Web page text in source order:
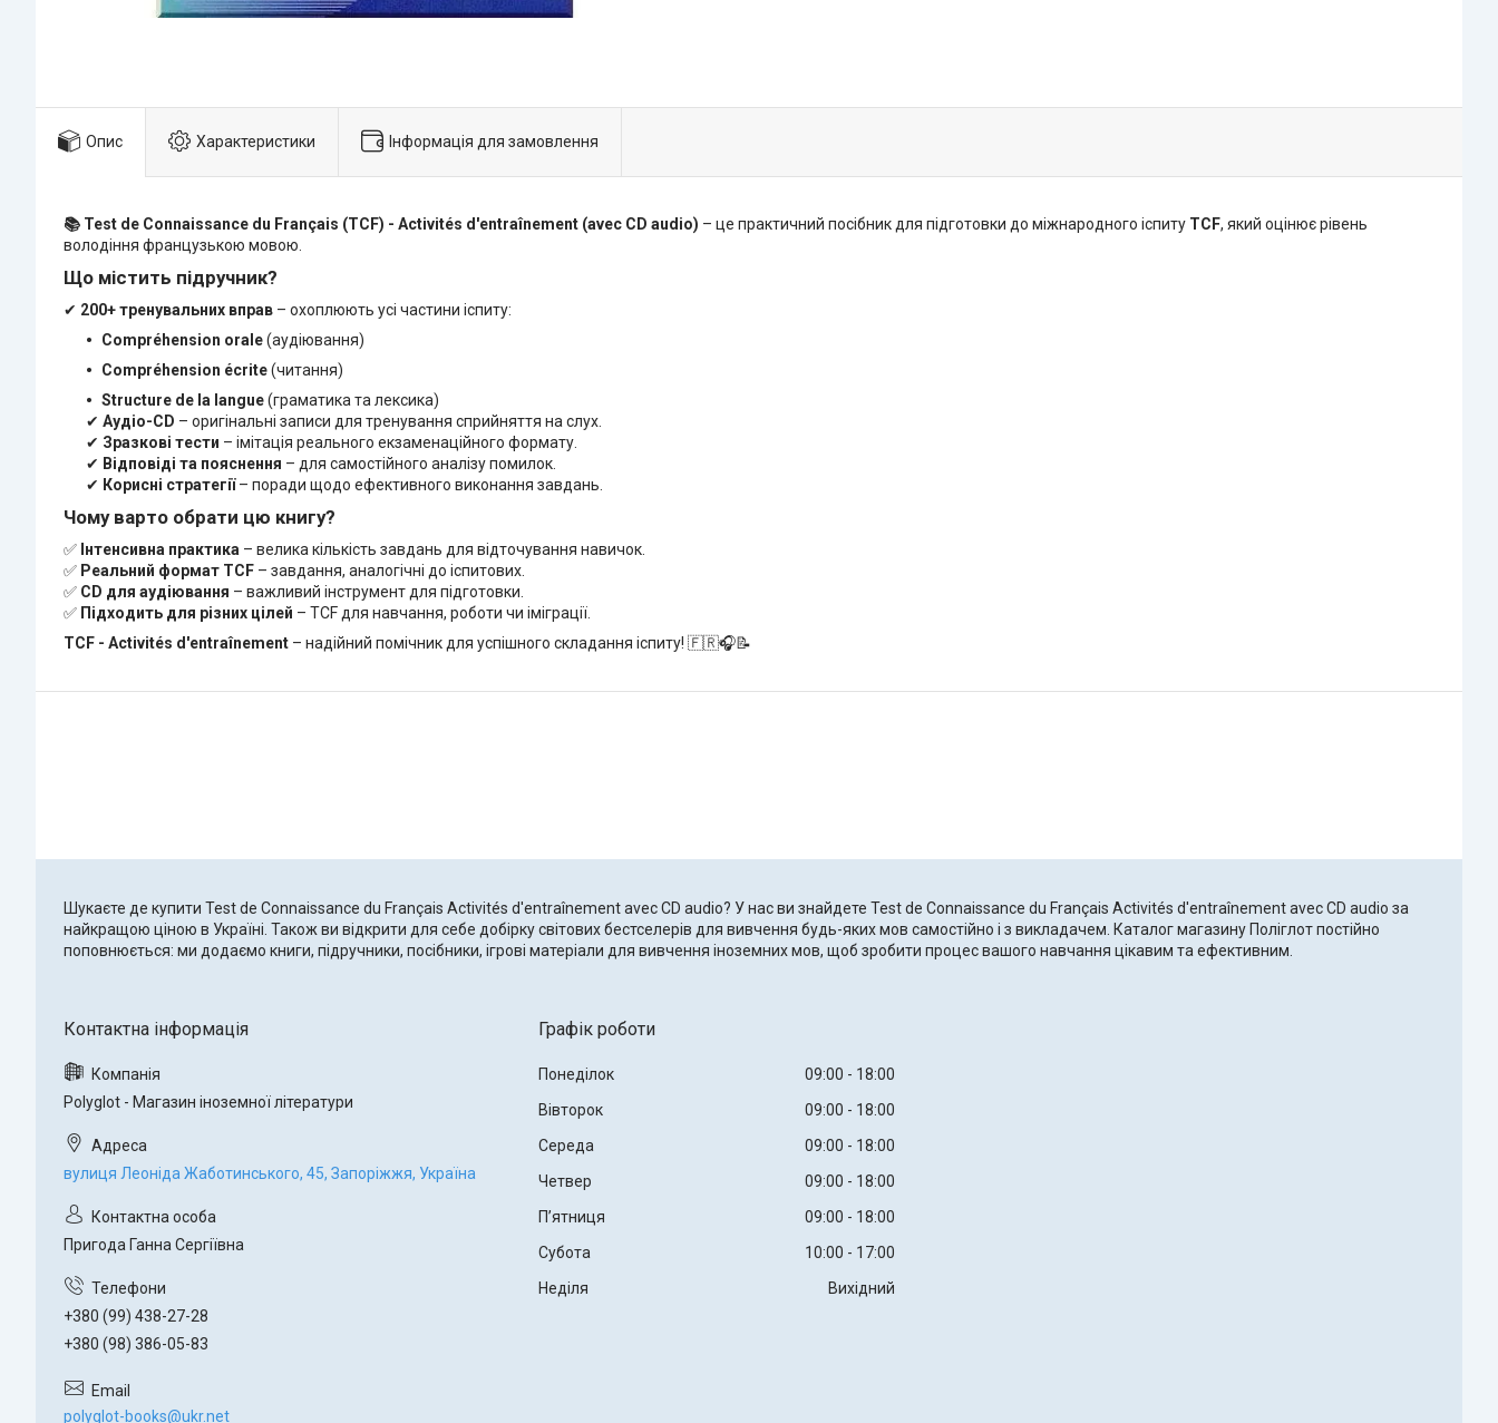
Опис Характеристики Інформація для замовлення
📚 Test de Connaissance du Français (TCF) - Activités d'entraînement (avec CD audio) – це практичний посібник для підготовки до міжнародного іспиту TCF, який оцінює рівень
володіння французькою мовою.
Що містить підручник?
✔ 200+ тренувальних вправ – охоплюють усі частини іспиту:
Compréhension orale(аудіювання)
Compréhension écrite(читання)
Structure de la langue(граматика та лексика)
✔ Аудіо-CD – оригінальні записи для тренування сприйняття на слух.
✔ Зразкові тести – імітація реального екзаменаційного формату.
✔ Відповіді та пояснення – для самостійного аналізу помилок.
✔ Корисні стратегії– поради щодо ефективного виконання завдань.
Чому варто обрати цю книгу?
✅ Інтенсивна практика – велика кількість завдань для відточування навичок.
✅ Реальний формат TCF – завдання, аналогічні до іспитових.
✅ CD для аудіювання – важливий інструмент для підготовки.
✅ Підходить для різних цілей – TCF для навчання, роботи чи іміграції.
TCF - Activités d'entraînement – надійний помічник для успішного складання іспиту! 🇫🇷🎧📝
Шукаєте де купити Test de Connaissance du Français Activités d'entraînement avec CD audio? У нас ви знайдете Test de Connaissance du Français Activités d'entraînement avec CD audio за
найкращою ціною в Україні. Також ви відкрити для себе добірку світових бестселерів для вивчення будь-яких мов самостійно і з викладачем. Каталог магазину Поліглот постійно
поповнюється: ми додаємо книги, підручники, посібники, ігрові матеріали для вивчення іноземних мов, щоб зробити процес вашого навчання цікавим та ефективним.
Polyglot - Магазин іноземної літератури
вулиця Леоніда Жаботинського, 45, Запоріжжя, Україна
Пригода Ганна Сергіївна
+380 (99) 438-27-28
+380 (98) 386-05-83
polyglot-books@ukr.net
Графік роботи
Понеділок 09:00
18:00
Вівторок
09:00
18:00
Середа
09:00
18:00
Четвер
09:00
18:00
Пʼятниця
09:00
18:00
Субота
10:00
17:00
Неділя
Вихідний